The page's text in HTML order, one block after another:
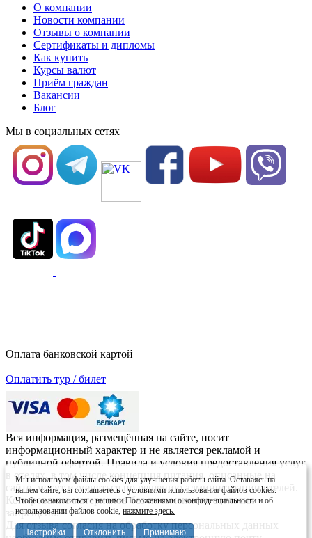
Мы используем файлы cookies для улучшения работы сайта. Оставаясь на
нашем сайте, вы соглашаетесь с условиями использования файлов cookies.
Чтобы ознакомиться с нашими Положениями о конфиденциальности и об
использовании файлов cookie,нажмите здесь.
Настройки Отклонить Принимаю
О компании
Новости компании
Отзывы о компании
Сертификаты и дипломы
Как купить
Курсы валют
Приём граждан
Вакансии
Блог
Мы в социальных сетях
Оплата банковской картой
Оплатить тур / билет
Вся информация, размещённая на сайте, носит
информационный характер и не является рекламой и
публичной офертой. Правила и условия предоставления услуг
в отелях, в том числе концепция питания, описанные на
сайте, могут изменяться по решению администрации отелей.
Копирование материалов без письменного согласия
запрещено.
Для отзыва согласия на обработку персональных данных